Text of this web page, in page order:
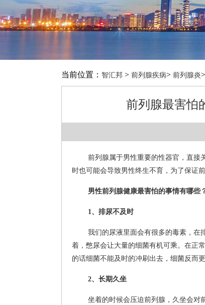
当前位置： 智汇邦 > 前列腺疾病> 前列腺炎>
前列腺最害怕
前列腺属于男性重要的性器官，直接
时也可能会导致男性终生不育，为了保证
男性前列腺健康最害怕的事情有哪些
1、排尿不及时
我们的尿液里面会有很多的毒素，在
着，憋尿会让大量的细菌有机可乘。在正
的话细菌不能及时的冲刷出去，细菌反而
2、长期久坐
坐着的时候会压迫前列腺，久坐会对